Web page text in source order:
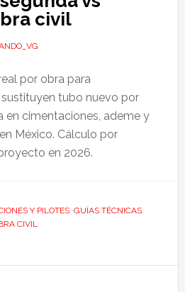
civil
por obra para
tubo nuevo por
en cimentaciones, ademe y
México. Cálculo por
en 2026.
Y PILOTES, GUÍAS TÉCNICAS,
CIVIL